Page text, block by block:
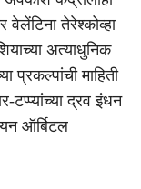
वेलेंटिना तेरेश्कोव्हा
अत्याधुनिक
प्रकल्पांची माहिती
टप्प्यांच्या द्रव इंधन
ऑर्बिटल